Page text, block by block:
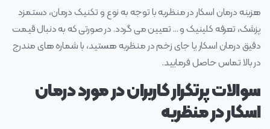
هزینه درمان اسکار در منظریه با توجه به نوع و تکنیک درمان، دستمزد
پزشک، تعرفه کلینیک و … تعیین می گردد. در صورتی که به دنبال قیمت
دقیق درمان اسکار یا جای زخم در منظریه هستید، با شماره های مندرج
در بالا تماس حاصل فرمایید.
سوالات پرتکرار کاربران در مورد درمان
اسکار در منظریه